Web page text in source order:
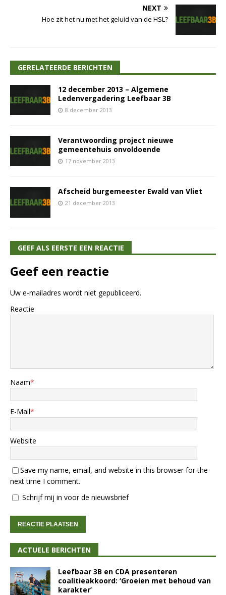
NEXT
Hoe zit het nu met het geluid van de HSL?
GERELATEERDE BERICHTEN
12 december 2013 – Algemene
Ledenvergadering Leefbaar 3B
8 december 2013
Verantwoording project nieuwe
gemeentehuis onvoldoende
17 november 2013
Afscheid burgemeester Ewald van Vliet
21 december 2013
GEEF ALS EERSTE EEN REACTIE
Geef een reactie
Uw e-mailadres wordt niet gepubliceerd.
Reactie
Naam*
E-Mail*
Website
Save my name, email, and website in this browser for the
next time I comment.
Schrijf mij in voor de nieuwsbrief
ACTUELE BERICHTEN
Leefbaar 3B en CDA presenteren
coalitieakkoord: ‘Groeien met behoud van
karakter’